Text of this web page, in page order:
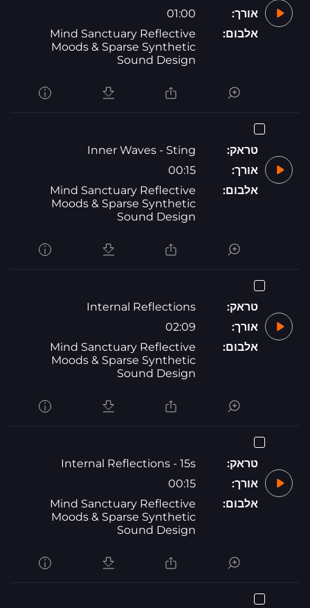
אורך:
01:00
אלבום:
Mind Sanctuary Reflective
Moods & Sparse Synthetic
Sound Design
טראק:
Inner Waves - Sting
אורך:
00:15
אלבום:
Mind Sanctuary Reflective
Moods & Sparse Synthetic
Sound Design
טראק:
Internal Reflections
אורך:
02:09
אלבום:
Mind Sanctuary Reflective
Moods & Sparse Synthetic
Sound Design
טראק:
Internal Reflections - 15s
אורך:
00:15
אלבום:
Mind Sanctuary Reflective
Moods & Sparse Synthetic
Sound Design